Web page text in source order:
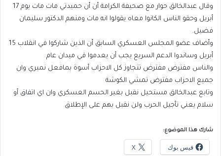
وقال عبدالخالق حوار مع صحيفة الكرامة أن أن حميدتي مات مات يوم 17
أبريل وحقو الناس الكانوا معاه يقولوا انه مات ومنهم الدكتور سليمان
فضيل.
وأضاف عضو المجلس العسكري السابق أن الذين شاركوا في انقلاب 15
أبريل وساندوا الدعم السريع يجب أن يعدموا في ميدان عام
والناس مفترض مفترض تتجاوز كل الاحزاب أسوة بمافعل نميري وان
جميع الاحزاب مفترض تمشي الكوشة
وتابع عبدالخالق مستحيل نقبل بغير الحسم العسكري وان اي اتفاق أو
سلام يعني تأجيل الحرب ولن نقبل بهم على الإطلاق
شارك هذا الموضوع:
فيس بوك X